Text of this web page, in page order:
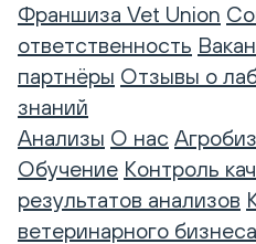
Франшиза Vet Union
ответственность
партнёры Отзывы о
знаний
Анализы О нас
Обучение Контроль
результатов анализов
ветеринарного бизнеса